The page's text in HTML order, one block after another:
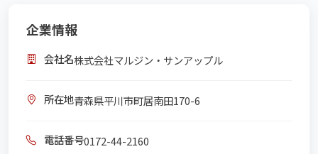
企業情報
会社名株式会社マルジン・サンアップル
所在地青森県平川市町居南田170-6
電話番号0172-44-2160